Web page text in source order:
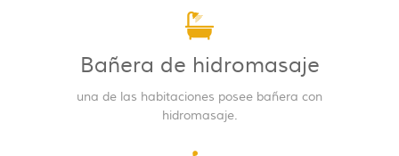
Bañera de hidromasaje
una de las habitaciones posee bañera con
hidromasaje.